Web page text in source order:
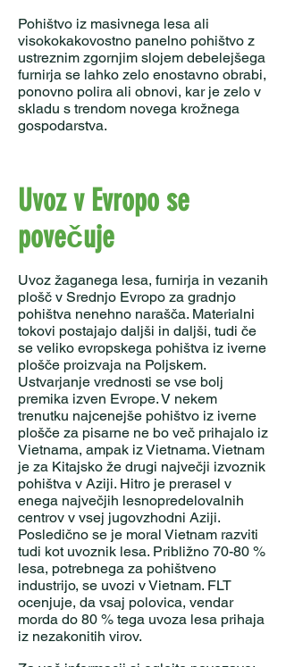
Pohištvo iz masivnega lesa ali
visokokakovostno panelno pohištvo z
ustreznim zgornjim slojem debelejšega
furnirja se lahko zelo enostavno obrabi,
ponovno polira ali obnovi, kar je zelo v
skladu s trendom novega krožnega
gospodarstva.
Uvoz v Evropo se
povečuje
Uvoz žaganega lesa, furnirja in vezanih
plošč v Srednjo Evropo za gradnjo
pohištva nenehno narašča. Materialni
tokovi postajajo daljši in daljši, tudi če
se veliko evropskega pohištva iz iverne
plošče proizvaja na Poljskem.
Ustvarjanje vrednosti se vse bolj
premika izven Evrope. V nekem
trenutku najcenejše pohištvo iz iverne
plošče za pisarne ne bo več prihajalo iz
Vietnama, ampak iz Vietnama. Vietnam
je za Kitajsko že drugi največji izvoznik
pohištva v Aziji. Hitro je prerasel v
enega največjih lesnopredelovalnih
centrov v vsej jugovzhodni Aziji.
Posledično se je moral Vietnam razviti
tudi kot uvoznik lesa. Približno 70-80 %
lesa, potrebnega za pohištveno
industrijo, se uvozi v Vietnam. FLT
ocenjuje, da vsaj polovica, vendar
morda do 80 % tega uvoza lesa prihaja
iz nezakonitih virov.